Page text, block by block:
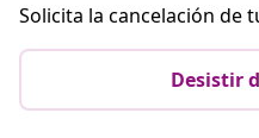
Solicita la cancelación de
Desistir